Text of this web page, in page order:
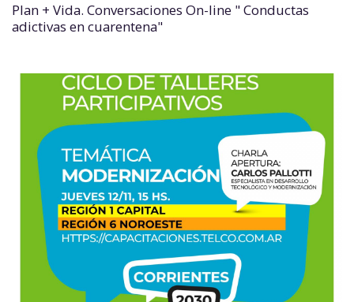
Plan + Vida. Conversaciones On-line " Conductas
adictivas en cuarentena"